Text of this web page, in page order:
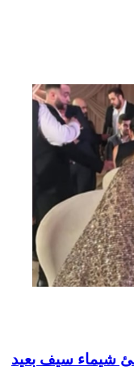
شيماء سيف بعيد